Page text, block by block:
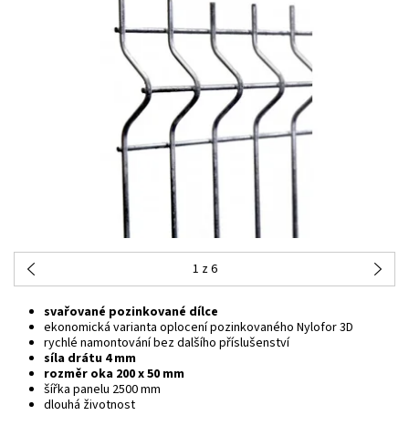
1 z 6
svařované pozinkované dílce
ekonomická varianta oplocení pozinkovaného Nylofor 3D
rychlé namontování bez dalšího příslušenství
síla drátu 4 mm
rozměr oka 200 x 50 mm
šířka panelu 2500 mm
dlouhá životnost